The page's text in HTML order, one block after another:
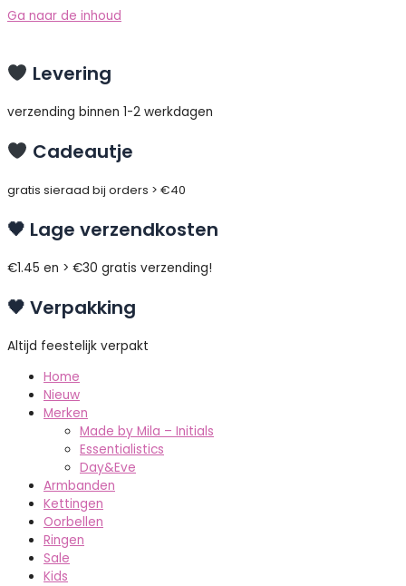
Ga naar de inhoud
Levering
verzending binnen 1-2 werkdagen
Cadeautje
gratis sieraad bij orders > €40
🖤 Lage verzendkosten
€1.45 en > €30 gratis verzending!
🖤 Verpakking
Altijd feestelijk verpakt
Home
Nieuw
Merken
Made by Mila – Initials
Essentialistics
Day&Eve
Armbanden
Kettingen
Oorbellen
Ringen
Sale
Kids